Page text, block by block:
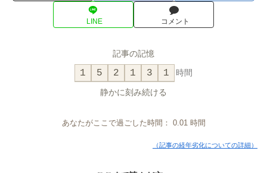
LINE コメント
記事の記憶
1 5 2 1 3 1 時間
静かに刻み続ける
あなたがここで過ごした時間： 0.01時間
（記事の経年劣化についての詳細）